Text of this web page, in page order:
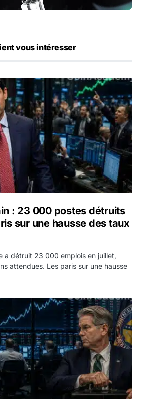
vous intéresser
23 000 postes détruits en juillet, les
: 23 000 postes détruits
sur une hausse des taux
a détruit 23 000 emplois en juillet,
attendues. Les paris sur une hausse
vendu des euros sans prévenir la